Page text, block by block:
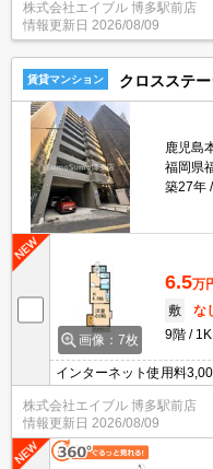
株式会社エイブル 博多駅前店
情報更新日 2026/08/09
賃貸マンション クロスステ
鹿児島
福岡県
築27年
画像：7枚
6.5万
敷
な
9階
1K
インターネット使用料
株式会社エイブル 博多駅前店
情報更新日 2026/08/09